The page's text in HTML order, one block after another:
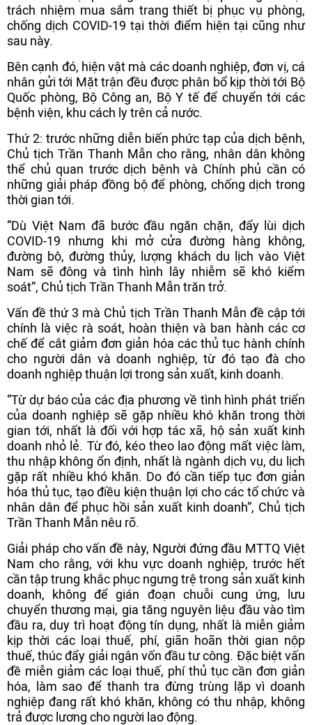
trách nhiệm mua sắm trang thiết bị phục vụ phòng,
chống dịch COVID-19 tại thời điểm hiện tại cũng như
sau này.
Bên cạnh đó, hiện vật mà các doanh nghiệp, đơn vị, cá
nhân gửi tới Mặt trận đều được phân bổ kịp thời tới Bộ
Quốc phòng, Bộ Công an, Bộ Y tế để chuyển tới các
bệnh viện, khu cách ly trên cả nước.
Thứ 2: trước những diễn biến phức tạp của dịch bệnh,
Chủ tịch Trần Thanh Mẫn cho rằng, nhân dân không
thể chủ quan trước dịch bệnh và Chính phủ cần có
những giải pháp đồng bộ để phòng, chống dịch trong
thời gian tới.
“Dù Việt Nam đã bước đầu ngăn chặn, đẩy lùi dịch
COVID-19 nhưng khi mở cửa đường hàng không,
đường bộ, đường thủy, lượng khách du lịch vào Việt
Nam sẽ đông và tình hình lây nhiễm sẽ khó kiểm
soát”, Chủ tịch Trần Thanh Mẫn trăn trở.
Vấn đề thứ 3 mà Chủ tịch Trần Thanh Mẫn đề cập tới
chính là việc rà soát, hoàn thiện và ban hành các cơ
chế để cắt giảm đơn giản hóa các thủ tục hành chính
cho người dân và doanh nghiệp, từ đó tạo đà cho
doanh nghiệp thuận lợi trong sản xuất, kinh doanh.
“Từ dự báo của các địa phương về tình hình phát triển
của doanh nghiệp sẽ gặp nhiều khó khăn trong thời
gian tới, nhất là đối với hợp tác xã, hộ sản xuất kinh
doanh nhỏ lẻ. Từ đó, kéo theo lao động mất việc làm,
thu nhập không ổn định, nhất là ngành dịch vụ, du lịch
gặp rất nhiều khó khăn. Do đó cần tiếp tục đơn giản
hóa thủ tục, tạo điều kiện thuận lợi cho các tổ chức và
nhân dân để phục hồi sản xuất kinh doanh”, Chủ tịch
Trần Thanh Mẫn nêu rõ.
Giải pháp cho vấn đề này, Người đứng đầu MTTQ Việt
Nam cho rằng, với khu vực doanh nghiệp, trước hết
cần tập trung khắc phục ngưng trệ trong sản xuất kinh
doanh, không để gián đoạn chuỗi cung ứng, lưu
chuyển thương mại, gia tăng nguyên liệu đầu vào tìm
đầu ra, duy trì hoạt động tín dụng, nhất là miễn giảm
kịp thời các loại thuế, phí, giãn hoãn thời gian nộp
thuế, thúc đẩy giải ngân vốn đầu tư công. Đặc biệt vấn
đề miễn giảm các loại thuế, phí thủ tục cần đơn giản
hóa, làm sao để thanh tra đừng trùng lặp vì doanh
nghiệp đang rất khó khăn, không có thu nhập, không
trả được lương cho người lao động.